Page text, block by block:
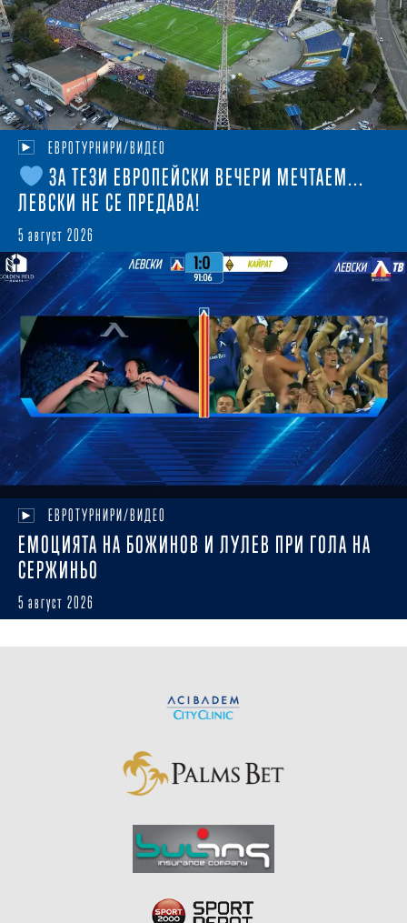
ЕВРОТУРНИРИ/ВИДЕО
ЗА ТЕЗИ ЕВРОПЕЙСКИ ВЕЧЕРИ МЕЧТАЕМ...
ЛЕВСКИ НЕ СЕ ПРЕДАВА!
5 август 2026
ЕВРОТУРНИРИ/ВИДЕО
ЕМОЦИЯТА НА БОЖИНОВ И ЛУЛЕВ ПРИ ГОЛА НА
СЕРЖИНЬО
5 август 2026